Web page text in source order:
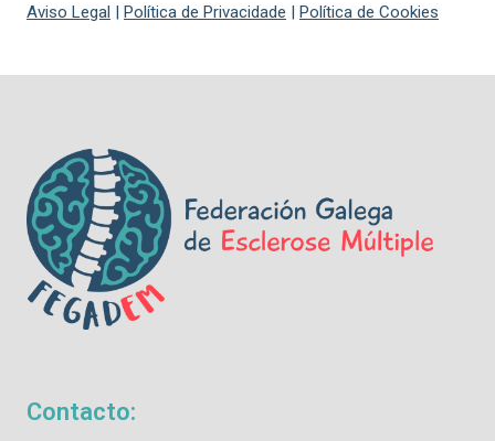
Aviso Legal | Política de Privacidade | Política de Cookies
Contacto: